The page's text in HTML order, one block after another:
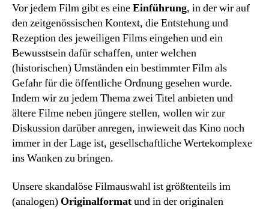
Vor jedem Film gibt es eineEinführung, in der wir auf
den zeitgenössischen Kontext, die Entstehung und
Rezeption des jeweiligen Films eingehen und ein
Bewusstsein dafür schaffen, unter welchen
(historischen) Umständen ein bestimmter Film als
Gefahr für die öffentliche Ordnung gesehen wurde.
Indem wir zu jedem Thema zwei Titel anbieten und
ältere Filme neben jüngere stellen, wollen wir zur
Diskussion darüber anregen, inwieweit das Kino noch
immer in der Lage ist, gesellschaftliche Wertekomplexe
ins Wanken zu bringen.
Unsere skandalöse Filmauswahl ist größtenteils im
(analogen)Originalformatund in der originalen